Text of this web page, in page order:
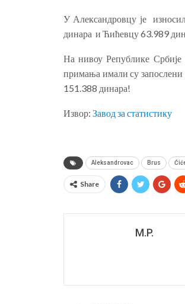
У Александровцу је
динара и Ћићевцу 63.989
На нивоу Републике Србије
примања имали су
151.388 динара!
Извор: Завод за статистику
Aleksandrovac Brus
Share
M.P.